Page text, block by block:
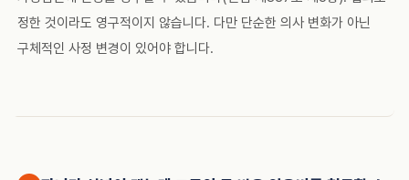
정한 것이라도 영구적이지 않습니다. 다만 단순한 의사 변화가 아닌
구체적인 사정 변경이 있어야 합니다.